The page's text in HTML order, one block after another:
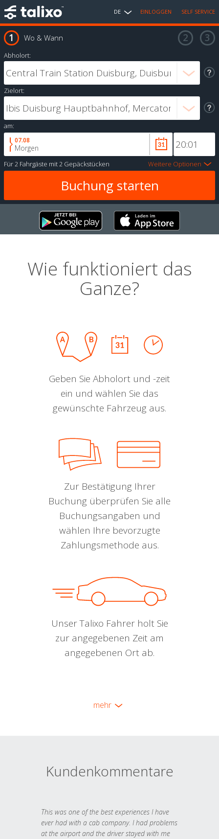
DE EINLOGGEN SELF SERVICE
Wo & Wann
Abholort:
Zielort:
am:
07.08
Morgen
Für2 Fahrgäste mit2 Gepäckstücken Weitere Optionen
Wie funktioniert das
Ganze?
Geben Sie Abholort und -zeit
ein und wählen Sie das
gewünschte Fahrzeug aus.
Zur Bestätigung Ihrer
Buchung überprüfen Sie alle
Buchungsangaben und
wählen Ihre bevorzugte
Zahlungsmethode aus.
Unser Talixo Fahrer holt Sie
zur angegebenen Zeit am
angegebenen Ort ab.
mehr
Kundenkommentare
This was one of the best experiences I have
ever had with a cab company. I had problems
at the airport and the driver stayed with me